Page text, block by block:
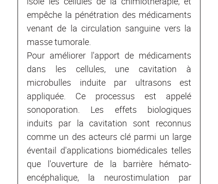
empêche la pénétration des médicaments
venant de la circulation sanguine vers la
masse tumorale.
Pour améliorer l'apport de médicaments
dans les cellules, une cavitation à
microbulles induite par ultrasons est
appliquée. Ce processus est appelé
sonoporation. Les effets biologiques
induits par la cavitation sont reconnus
comme un des acteurs clé parmi un large
éventail d'applications biomédicales telles
que l'ouverture de la barrière hémato-
encéphalique, la neurostimulation par